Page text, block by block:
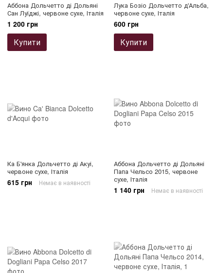
Аббона Дольчетто ді Дольяні
Сан Луїджі, червоне сухе, Італія
1 200 грн
Купити
Лука Бозіо Дольчетто д'Альба,
червоне сухе, Італія
600 грн
Купити
Ка Б'янка Дольчетто ді Акуі,
червоне сухе, Італія
615 грн Немає в наявності
Аббона Дольчетто ді Дольяні
Папа Чельсо 2015, червоне
сухе, Італія
1 140 грн Немає в наявності